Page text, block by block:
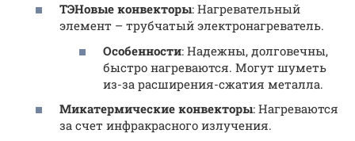
ТЭНовые конвекторы: Нагревательный
элемент – трубчатый электронагреватель.
Особенности: Надежны, долговечны,
быстро нагреваются. Могут шуметь
из-за расширения-сжатия металла.
Микатермические конвекторы: Нагреваются
за счет инфракрасного излучения.